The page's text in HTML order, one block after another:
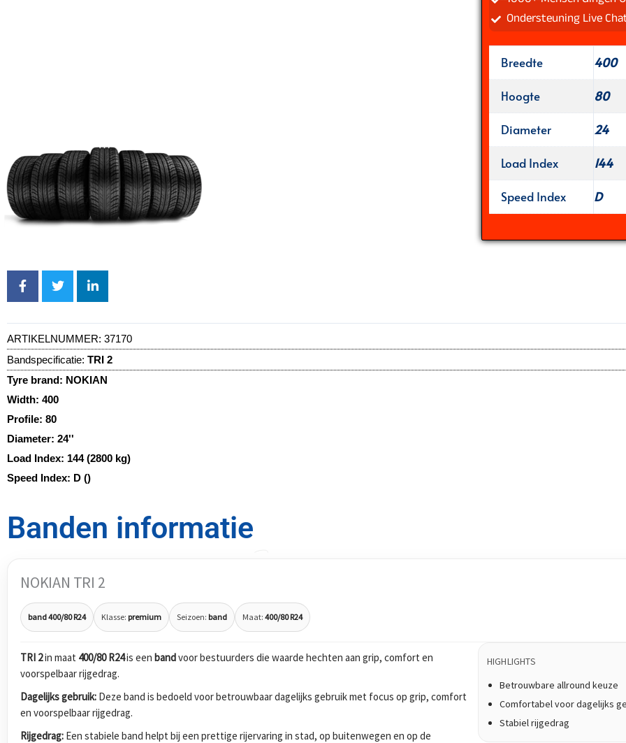
Ondersteuning Live
Breedte
400
Hoogte
80
Diameter
24
Load Index
144
Speed Index
D
ARTIKELNUMMER: 37170
Bandspecificatie: TRI 2
Tyre brand: NOKIAN
Width: 400
Profile: 80
Diameter: 24''
Load Index: 144 (2800 kg)
Speed Index: D ()
Banden informatie
NOKIAN TRI 2
band 400/80 R24 Klasse: premium Seizoen: band Maat: 400/80 R24
TRI 2in maat 400/80 R24is een bandvoor bestuurders die waarde hechten aan grip, comfort en
voorspelbaar rijgedrag.
Dagelijks gebruik: Deze band is bedoeld voor betrouwbaar dagelijks gebruik met focus op grip, comfort
en voorspelbaar rijgedrag.
Rijgedrag: Een stabiele band helpt bij een prettige rijervaring in stad, op buitenwegen en op de
HIGHLIGHTS
Betrouwbare allround keuze
Comfortabel voor dagelijks
Stabiel rijgedrag